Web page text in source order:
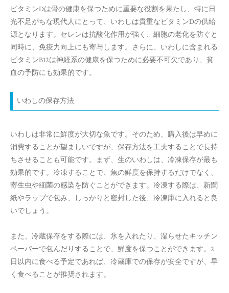
ビタミンDは骨の健康を保つために重要な役割を果たし、特に日
光不足がちな現代人にとって、いわしは貴重なビタミンDの供給
源となります。セレンは抗酸化作用が強く、細胞の老化を防ぐと
同時に、免疫力向上にも寄与します。さらに、いわしに含まれる
ビタミンB12は神経系の健康を保つために必要不可欠であり、貧
血の予防にも効果的です。
いわしの保存方法
いわしは非常に鮮度が大切な魚です。そのため、購入後は早めに
消費することが望ましいですが、保存方法を工夫することで長持
ちさせることも可能です。まず、生のいわしは、冷凍保存が最も
効果的です。冷凍することで、魚の鮮度を保持するだけでなく、
寄生虫や細菌の感染を防ぐことができます。冷凍する際は、新聞
紙やラップで包み、しっかりと密封した後、冷凍庫に入れると良
いでしょう。
また、冷蔵保存をする際には、氷を入れたり、湿らせたキッチン
ペーパーで包んだりすることで、鮮度を保つことができます。2
日以内に食べる予定であれば、冷蔵庫での保存が安全ですが、早
く食べることが推奨されます。